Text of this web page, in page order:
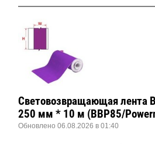
Световозвращающая лента
250 мм * 10 м (BBP85/
Обновлено 06.08.2026 в 01:40